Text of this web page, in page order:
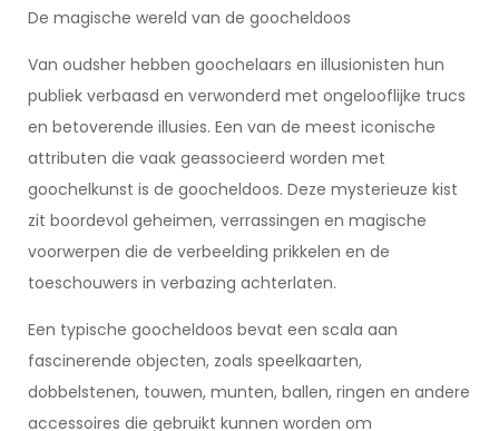
De magische wereld van de goocheldoos
Van oudsher hebben goochelaars en illusionisten hun
publiek verbaasd en verwonderd met ongelooflijke trucs
en betoverende illusies. Een van de meest iconische
attributen die vaak geassocieerd worden met
goochelkunst is de goocheldoos. Deze mysterieuze kist
zit boordevol geheimen, verrassingen en magische
voorwerpen die de verbeelding prikkelen en de
toeschouwers in verbazing achterlaten.
Een typische goocheldoos bevat een scala aan
fascinerende objecten, zoals speelkaarten,
dobbelstenen, touwen, munten, ballen, ringen en andere
accessoires die gebruikt kunnen worden om